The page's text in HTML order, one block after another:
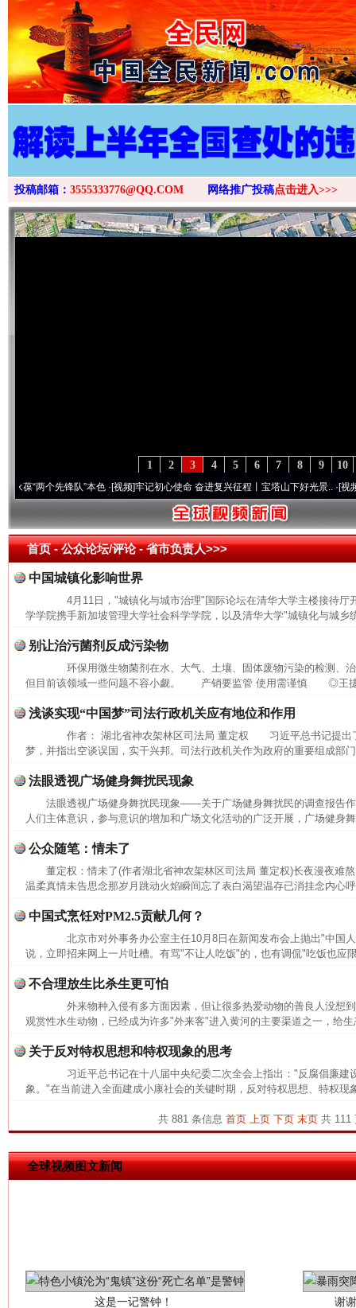
>
投稿邮箱： 3555333776@QQ.COM 网络推广投稿点击进入>>>
10
9
8
7
6
5
4
3
2
1
两个先锋队”本色·[视频]牢记初心使命 奋进复兴征程丨宝塔山下好光景..·[视频]因党
首页- 公众论坛/评论 -省市负责人>>>
中国城镇化影响世界
4月11日，"城镇化与城市治理"国际论坛在清华大学主楼接待厅
学学院携手新加坡管理大学社会科学学院，以及清华大学"城镇化与城乡
别让治污菌剂反成污染物
环保用微生物菌剂在水、大气、土壤、固体废物污染的检测、
但目前该领域一些问题不容小觑。 产销要监管 使用需谨慎 ◎王捷
浅谈实现“中国梦”司法行政机关应有地位和作用
作者： 湖北省神农架林区司法局 董定权 习近平总书记提出
梦，并指出空谈误国，实干兴邦。司法行政机关作为政府的重要组成部
法眼透视广场健身舞扰民现象
法眼透视广场健身舞扰民现象——关于广场健身舞扰民的调查报
人们主体意识，参与意识的增加和广场文化活动的广泛开展，广场健身
公众随笔：情未了
董定权：情未了(作者湖北省神农架林区司法局 董定权)长夜漫夜难
温柔真情未告思念那岁月跳动火焰瞬间忘了表白渴望温存已消挂念内心
中国式烹饪对PM2.5贡献几何？
北京市对外事务办公室主任10月8日在新闻发布会上抛出"中国
说，立即招来网上一片吐槽。有骂"不让人吃饭"的，也有调侃"吃饭也应
不合理放生比杀生更可怕
外来物种入侵有多方面因素，但让很多热爱动物的善良人没想
观赏性水生动物，已经成为许多"外来客"进入黄河的主要渠道之一，给
关于反对特权思想和特权现象的思考
习近平总书记在十八届中央纪委二次全会上指出："反腐倡廉建
象。"在当前进入全面建成小康社会的关键时期，反对特权思想、特权现
共 881 条信息 首页 上页 下页 末页 共 111
全球视频图文新闻